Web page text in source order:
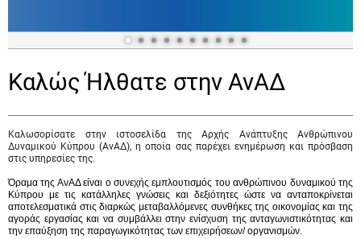
Καλώς Ήλθατε στην ΑνΑΔ
Καλωσορίσατε στην ιστοσελίδα της Αρχής Ανάπτυξης Ανθρώπινου
Δυναμικού Κύπρου (ΑνΑΔ), η οποία σας παρέχει ενημέρωση και πρόσβαση
στις υπηρεσίες της.
Όραμα της ΑνΑΔ είναι ο συνεχής εμπλουτισμός του ανθρώπινου δυναμικού της
Κύπρου με τις κατάλληλες γνώσεις και δεξιότητες ώστε να ανταποκρίνεται
αποτελεσματικά στις διαρκώς μεταβαλλόμενες συνθήκες της οικονομίας και της
αγοράς εργασίας και να συμβάλλει στην ενίσχυση της ανταγωνιστικότητας και
την επαύξηση της παραγωγικότητας των επιχειρήσεων/ οργανισμών.